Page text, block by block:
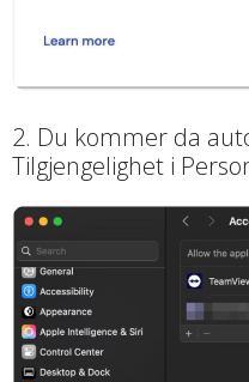
2. Du kommer da
Tilgjengelighet i